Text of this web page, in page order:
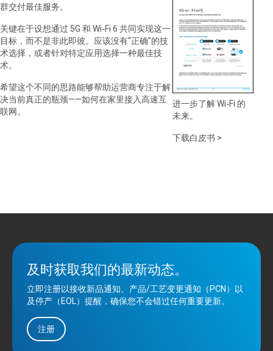
群交付最佳服务。
关键在于设想通过 5G 和 Wi‑Fi 6 共同实现这一
目标，而不是非此即彼。应该没有“正确”的技
术选择，或者针对特定应用选择一种最佳技
术。
希望这个不同的思路能够帮助运营商专注于解
决当前真正的瓶颈——如何在家里接入高速互
联网。
进一步了解Wi‑Fi 的
未来。
下载白皮书 >
及时获取我们的最新动态。
立即注册以接收新品通知、产品/工艺变更通知（PCN）以
及停产（EOL）提醒，确保您不会错过任何重要更新。
注册